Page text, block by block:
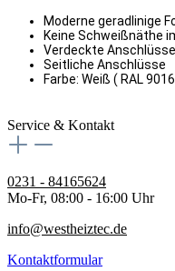
Moderne geradlinige
Keine Schweißnäthe
Verdeckte
Seitliche Anschlüsse
Farbe: Weiß ( RAL
Service & Kontakt
0231 - 84165624
Mo-Fr, 08:00 - 16:00 Uhr
info@westheiztec.de
Kontaktformular